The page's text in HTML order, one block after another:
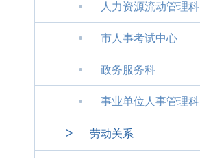
人力资源流动管理科
市人事考试中心
政务服务科
事业单位人事管理科
> 劳动关系